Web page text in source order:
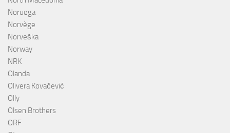
Noruega
Norvège
Norveška
Norway
NRK
Olanda
Olivera Kovačević
Olly
Olsen Brothers
ORF